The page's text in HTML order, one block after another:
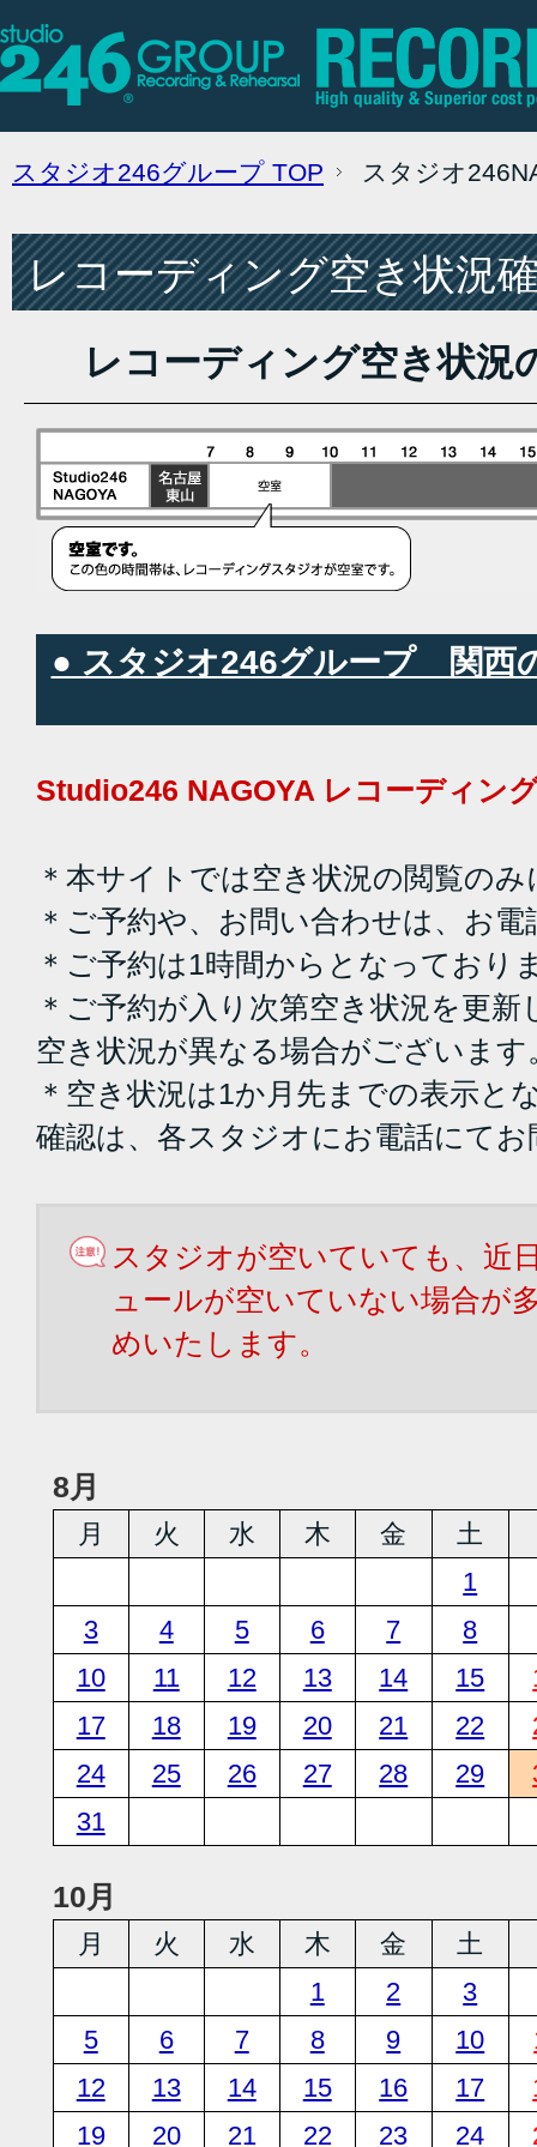
スタジオ246グループ TOP スタジオ
レコーディング空き状況
レコーディング空き状況
● スタジオ246グループ 関西
Studio246 NAGOYA レコーディン
＊本サイトでは空き状況の閲覧の
＊ご予約や、お問い合わせは、お
＊ご予約は1時間からとなっており
＊ご予約が入り次第空き状況を更
空き状況が異なる場合がございます
＊空き状況は1か月先までの表示と
確認は、各スタジオにお電話にて
スタジオが空いていても、近
ュールが空いていない場合が
めいたします。
8月
月 火 水 木 金 土
1
3
4 5 6 7
8
10
11 12 13 14 15
17
18 19 20 21 22
24
25 26 27 28 29
31
10月
月 火 水 木 金 土
1
2
3
5
6 7 8 9 10
12
13 14 15 16 17
19
20 21 22 23 24